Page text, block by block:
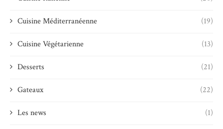
Cuisine Méditerranéenne (19)
Cuisine Végétarienne (13)
Desserts (21)
Gateaux (22)
Les news (1)